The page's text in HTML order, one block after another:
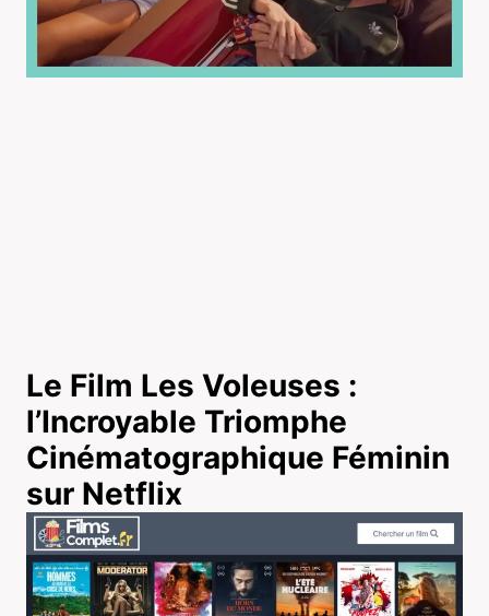
Le Film Les Voleuses :
l’Incroyable Triomphe
Cinématographique Féminin
sur Netflix